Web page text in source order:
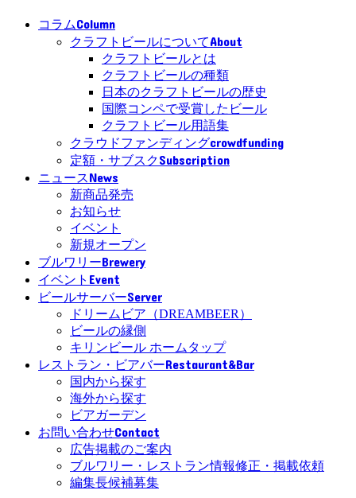
コラムColumn
クラフトビールについてAbout
クラフトビールとは
クラフトビールの種類
日本のクラフトビールの歴史
国際コンペで受賞したビール
クラフトビール用語集
クラウドファンディングcrowdfunding
定額・サブスクSubscription
ニュースNews
新商品発売
お知らせ
イベント
新規オープン
ブルワリーBrewery
イベント Event
ビールサーバーServer
ドリームビア（DREAMBEER）
ビールの縁側
キリンビール ホームタップ
レストラン・ビアバーRestaurant&Bar
国内から探す
海外から探す
ビアガーデン
お問い合わせContact
広告掲載のご案内
ブルワリー・レストラン情報修正・掲載依頼
編集長候補募集